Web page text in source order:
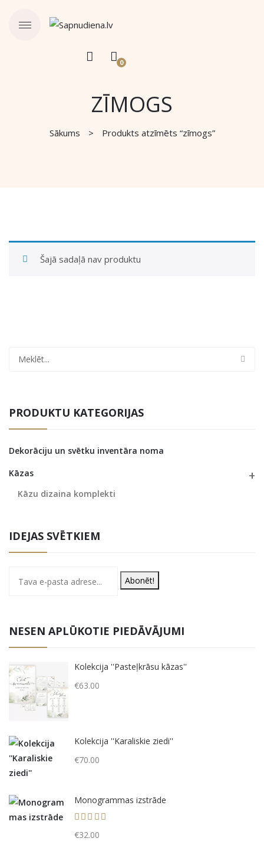
0
ZĪMOGS
Sākums Produkts atzīmēts “zīmogs”
Šajā sadaļā nav produktu
PRODUKTU KATEGORIJAS
Dekorāciju un svētku inventāra noma
Kāzas
Kāzu dizaina komplekti
IDEJAS SVĒTKIEM
Abonēt!
NESEN APLŪKOTIE PIEDĀVĀJUMI
Kolekcija ''Pasteļkrāsu kāzas''
€63.00
Kolekcija ''Karaliskie ziedi''
€70.00
Monogrammas izstrāde
€32.00